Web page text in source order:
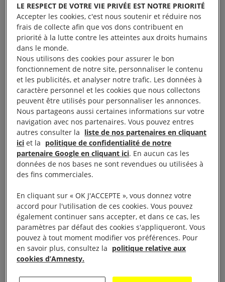
En action !
La première antenne jeunes Amnesty International
de Bussy-Saint-Georges était née, et son
inauguration n’était autre que les 10 jours pour
signer.
C’était là la première occasion pour l’antenne de
défendre concrètement des individus dont les droits
avaient été violés, et de sensibiliser l’ensemble d’un
en cetanniversaire de la Déclaration universelle
des droits de l’homme.
LE RESPECT DE VOTRE VIE PRIVÉE EST NOTRE PRIORITÉ
Accepter les cookies, c'est nous soutenir et réduire nos
frais de collecte afin que vos dons contribuent en
priorité à la lutte contre les atteintes aux droits humains
dans le monde.
Nous utilisons des cookies pour assurer le bon
fonctionnement de notre site, personnaliser le contenu
et les publicités, et analyser notre trafic. Les données à
caractère personnel et les cookies que nous collectons
peuvent être utilisés pour personnaliser les annonces.
Nous partageons aussi certaines informations sur votre
navigation avec nos partenaires. Vous pouvez entres
autres consulter la liste de nos partenaires en cliquant
ici et la politique de confidentialité de notre
partenaire Google en cliquant ici. En aucun cas les
données de nos bases ne sont revendues ou utilisées à
des fins commerciales.
En cliquant sur « OK J'ACCEPTE », vous donnez votre
accord pour l'utilisation de ces cookies. Vous pouvez
également continuer sans accepter, et dans ce cas, les
paramètres par défaut des cookies s'appliqueront. Vous
pouvez à tout moment modifier vos préférences. Pour
en savoir plus, consultez la politique relative aux
cookies d’Amnesty.